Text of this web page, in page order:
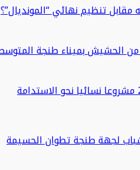
تنظيم نهائي “المونديال”؟
لجهة طنجة تطوان الحسيمة